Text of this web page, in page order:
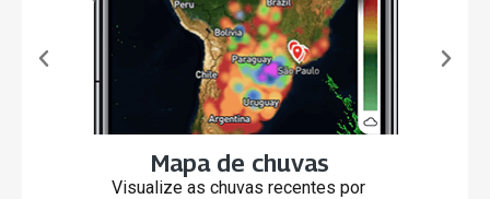
Mapa de chuvas
Visualize as chuvas recentes por